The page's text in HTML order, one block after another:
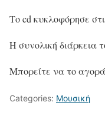
Το cd κυκλοφόρησε
Η συνολική διάρκεια
Μπορείτε να το
Categories: Μουσική